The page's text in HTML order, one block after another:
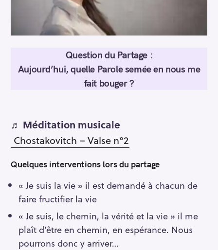
Question du Partage :
Aujourd’hui, quelle Parole semée en nous me
fait bouger ?
♬ Méditation musicale
Chostakovitch – Valse n°2
Quelques interventions lors du partage
« Je suis la vie » il est demandé à chacun de
faire fructifier la vie
« Je suis, le chemin, la vérité et la vie » il me
plaît d’être en chemin, en espérance. Nous
pourrons donc y arriver…